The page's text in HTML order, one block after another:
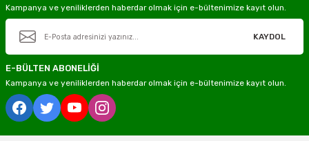
Kampanya ve yeniliklerden haberdar olmak için e-bültenimize kayıt olun.
KAYDOL
E-BÜLTEN ABONELİĞİ
Kampanya ve yeniliklerden haberdar olmak için e-bültenimize kayıt olun.